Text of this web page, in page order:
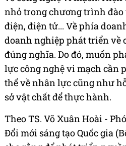
nhỏ trong chương trình đào
điện, điện tử... Về phía
doanh nghiệp phát triển về
đúng nghĩa. Do đó, muốn
lực công nghệ vi mạch cần
thể về nhân lực cũng như
sở vật chất để thực hành.
Theo TS. Võ Xuân Hoài -
Đổi mới sáng tạo Quốc gia